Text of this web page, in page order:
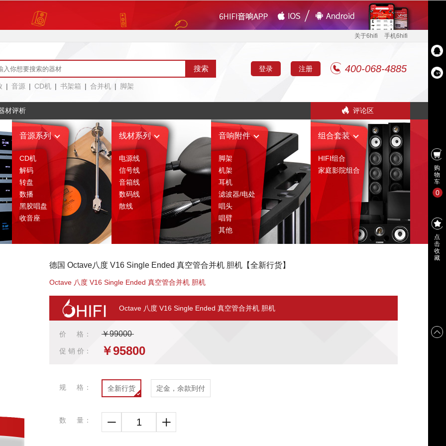
关于6hifi 手机6hifi
| 音源 | CD机 | 书架箱 | 合并机 | 脚架
登录 注册 400-068-4885
材评析 评论区
音源系列
CD机
解码
转盘
数播
黑胶唱盘
收音座
线材系列
电源线
信号线
音箱线
数码线
散线
音响附件
脚架
机架
耳机
滤波器/电处
唱头
唱臂
其他
组合套装
HIFI组合
家庭影院组合
评论区 售后服务
德国 Octave八度 V16 Single Ended 真空管合并机 胆机【全新行货】
Octave 八度 V16 Single Ended 真空管合并机 胆机
Octave 八度 V16 Single Ended 真空管合并机 胆机
价 格： ￥99000
促 销 价： ￥95800
规 格： 全新行货 定金，余款到付
数 量：
购
物
车
0
点
击
收
藏